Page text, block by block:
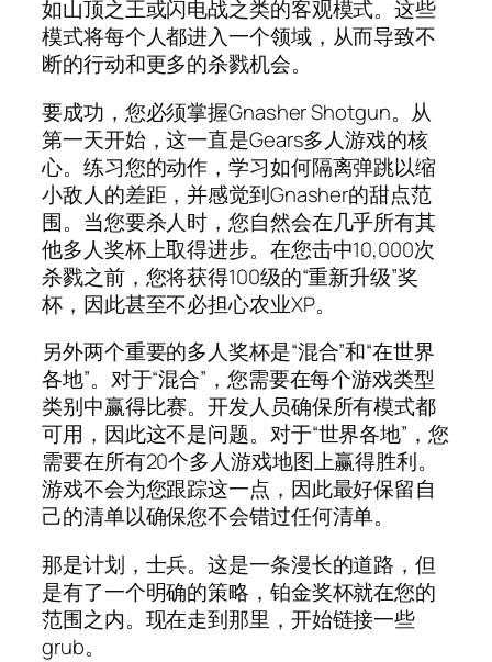
如山顶之王或闪电战之类的客观模式。这些
模式将每个人都进入一个领域，从而导致不
断的行动和更多的杀戮机会。
要成功，您必须掌握Gnasher Shotgun。从
第一天开始，这一直是Gears多人游戏的核
心。练习您的动作，学习如何隔离弹跳以缩
小敌人的差距，并感觉到Gnasher的甜点范
围。当您要杀人时，您自然会在几乎所有其
他多人奖杯上取得进步。在您击中10,000次
杀戮之前，您将获得100级的“重新升级”奖
杯，因此甚至不必担心农业XP。
另外两个重要的多人奖杯是“混合”和“在世界
各地”。对于“混合”，您需要在每个游戏类型
类别中赢得比赛。开发人员确保所有模式都
可用，因此这不是问题。对于“世界各地”，您
需要在所有20个多人游戏地图上赢得胜利。
游戏不会为您跟踪这一点，因此最好保留自
己的清单以确保您不会错过任何清单。
那是计划，士兵。这是一条漫长的道路，但
是有了一个明确的策略，铂金奖杯就在您的
范围之内。现在走到那里，开始链接一些
grub。